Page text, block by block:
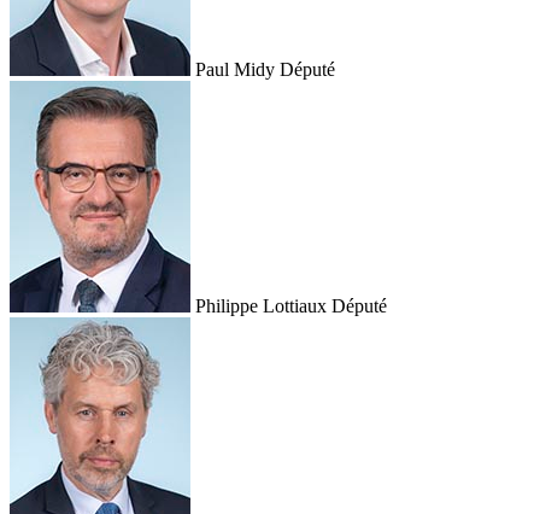
Paul Midy Député
Philippe Lottiaux Député